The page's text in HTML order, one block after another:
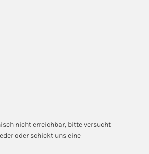
nicht erreichbar, bitte versucht
oder schickt uns eine